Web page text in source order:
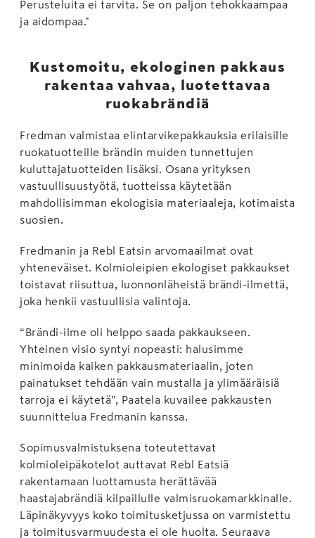
Perusteluita ei tarvita. Se on paljon tehokkaampaa
ja aidompaa."
Kustomoitu, ekologinen pakkaus
rakentaa vahvaa, luotettavaa
ruokabrändiä
Fredman valmistaa elintarvikepakkauksia erilaisille
ruokatuotteille brändin muiden tunnettujen
kuluttajatuotteiden lisäksi. Osana yrityksen
vastuullisuustyötä, tuotteissa käytetään
mahdollisimman ekologisia materiaaleja, kotimaista
suosien.
Fredmanin ja Rebl Eatsin arvomaailmat ovat
yhteneväiset. Kolmioleipien ekologiset pakkaukset
toistavat riisuttua, luonnonläheistä brändi-ilmettä,
joka henkii vastuullisia valintoja.
“Brändi-ilme oli helppo saada pakkaukseen.
Yhteinen visio syntyi nopeasti: halusimme
minimoida kaiken pakkausmateriaalin, joten
painatukset tehdään vain mustalla ja ylimääräisiä
tarroja ei käytetä”, Paatela kuvailee pakkausten
suunnittelua Fredmanin kanssa.
Sopimusvalmistuksena toteutettavat
kolmioleipäkotelot auttavat Rebl Eatsiä
rakentamaan luottamusta herättävää
haastajabrändiä kilpaillulle valmisruokamarkkinalle.
Läpinäkyvyys koko toimitusketjussa on varmistettu
ja toimitusvarmuudesta ei ole huolta. Seuraava